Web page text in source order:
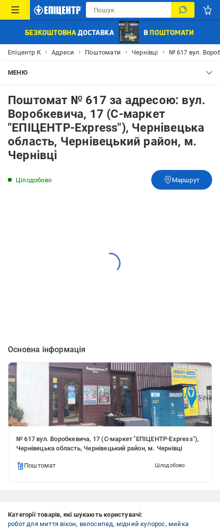
Епіцентр К Адреси Поштомати Чернівці № 617 вул.
МЕНЮ
Поштомат № 617 за адресою: вул.
Воробкевича, 17 (С-маркет
"ЕПІЦЕНТР-Express"), Чернівецька
область, Чернівецький район, м.
Чернівці
Цілодобово Маршрут
Основна інформація
№ 617 вул. Воробкевича, 17 (С-маркет "ЕПІЦЕНТР-Express"),
Чернівецька область, Чернівецький район, м. Чернівці
Поштомат Цілодобово
Категорії товарів, які шукають користувачі:
робот для миття вікон, велосипед, мідний купорос, мийка